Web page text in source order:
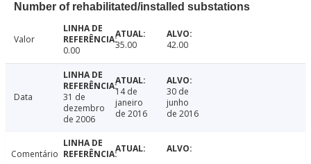
Number of rehabilitated/installed substations
Valor
0.00
35.00 42.00
Data
31 de
dezembro
de 2006
14 de
janeiro
de 2016
30 de
junho
de 2016
Comentário